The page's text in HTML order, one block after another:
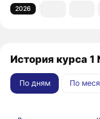
2026
История курса 1
По дням По